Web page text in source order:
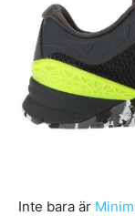
Inte bara är